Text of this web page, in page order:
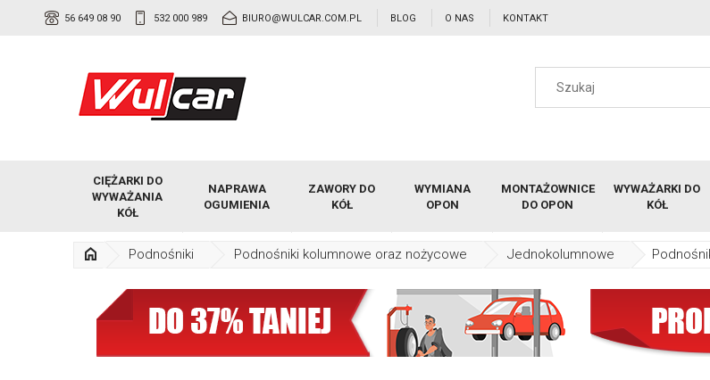
56 649 08 90 532 000 989 BIURO@WULCAR.COM.PL BLOG O NAS KONTAKT
CIĘŻARKI DO
WYWAŻANIA
KÓŁ
NAPRAWA
OGUMIENIA
ZAWORY DO
KÓŁ
WYMIANA
OPON
MONTAŻOWNICE
DO OPON
WYWAŻARKI DO
KÓŁ
Podnośniki Podnośniki kolumnowe oraz nożycowe Jednokolumnowe